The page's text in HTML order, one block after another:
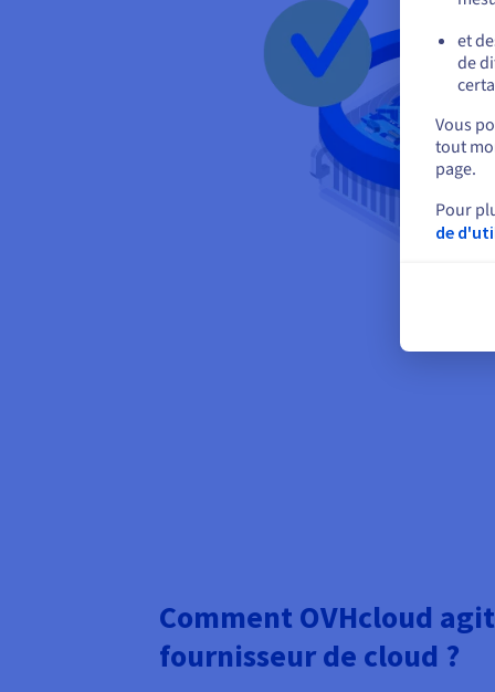
Comment OVHcloud
fournisseur de cloud ?
et
de
Vous
tout
page.
Pour
de